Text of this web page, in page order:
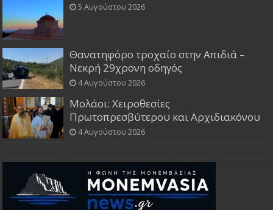
5 Αυγούστου 2026
Θανατηφόρο τροχαίο στην Απιδιά –
Νεκρή 29χρονη οδηγός
4 Αυγούστου 2026
Μολάοι: Χειροθεσίες
Πρωτοπρεσβύτερου και Αρχιδιακόνου
4 Αυγούστου 2026